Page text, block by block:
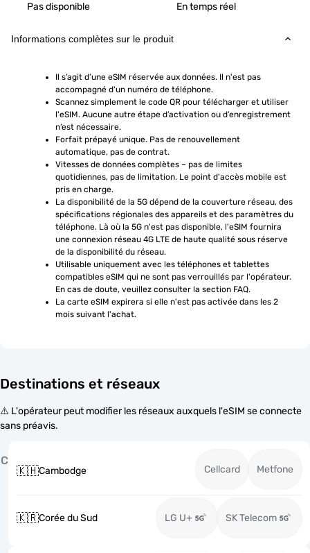
Pas disponible En temps réel
Informations complètes sur le produit
Il s’agit d’une eSIM réservée aux données. Il n'est pas
accompagné d'un numéro de téléphone.
Scannez simplement le code QR pour télécharger et utiliser
l'eSIM. Aucune autre étape d’activation ou d’enregistrement
n’est nécessaire.
Forfait prépayé unique. Pas de renouvellement
automatique, pas de contrat.
Vitesses de données complètes – pas de limites
quotidiennes, pas de limitation. Le point d'accès mobile est
pris en charge.
La disponibilité de la 5G dépend de la couverture réseau, des
spécifications régionales des appareils et des paramètres du
téléphone. Là où la 5G n'est pas disponible, l'eSIM fournira
une connexion réseau 4G LTE de haute qualité sous réserve
de la disponibilité du réseau.
Utilisable uniquement avec les téléphones et tablettes
compatibles eSIM qui ne sont pas verrouillés par l'opérateur.
En cas de doute, veuillez consulter la section FAQ.
La carte eSIM expirera si elle n'est pas activée dans les 2
mois suivant l'achat.
Destinations et réseaux
⚠️ L'opérateur peut modifier les réseaux auxquels l'eSIM se connecte
sans préavis.
C
🇰🇭Cambodge Cellcard Metfone
🇰🇷Corée du Sud LG U+ SK Telecom